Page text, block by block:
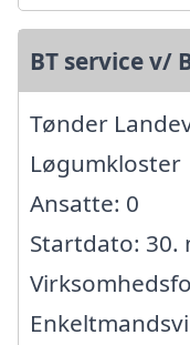
BT service v/
Tønder
Løgumkloster
Ansatte: 0
Startdato: 30.